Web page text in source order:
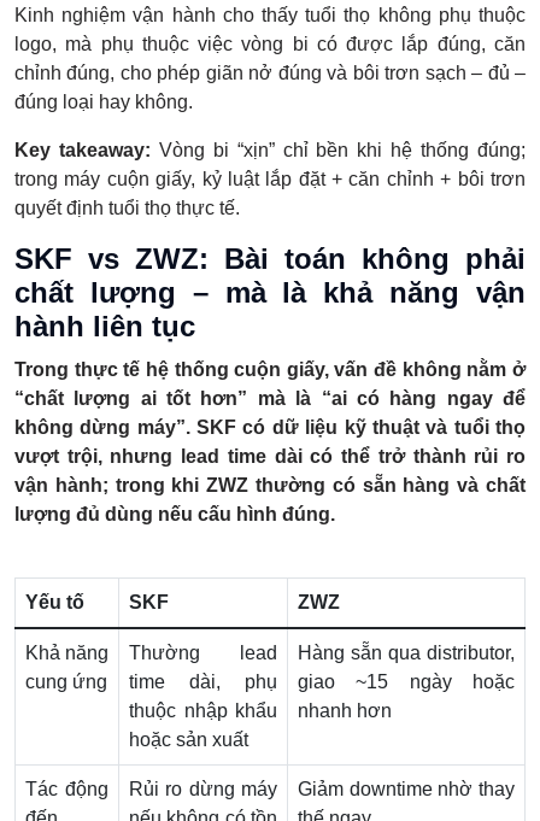
Kinh nghiệm vận hành cho thấy tuổi thọ không phụ thuộc
logo, mà phụ thuộc việc vòng bi có được lắp đúng, căn
chỉnh đúng, cho phép giãn nở đúng và bôi trơn sạch – đủ –
đúng loại hay không.
Key takeaway: Vòng bi “xịn” chỉ bền khi hệ thống đúng;
trong máy cuộn giấy, kỷ luật lắp đặt + căn chỉnh + bôi trơn
quyết định tuổi thọ thực tế.
SKF vs ZWZ: Bài toán không phải
chất lượng – mà là khả năng vận
hành liên tục
Trong thực tế hệ thống cuộn giấy, vấn đề không nằm ở
“chất lượng ai tốt hơn” mà là “ai có hàng ngay để
không dừng máy”. SKF có dữ liệu kỹ thuật và tuổi thọ
vượt trội, nhưng lead time dài có thể trở thành rủi ro
vận hành; trong khi ZWZ thường có sẵn hàng và chất
lượng đủ dùng nếu cấu hình đúng.
Yếu tố SKF ZWZ
Khả năng
cung ứng
Thường lead
time dài, phụ
thuộc nhập khẩu
hoặc sản xuất
Hàng sẵn qua distributor,
giao ~15 ngày hoặc
nhanh hơn
Tác động
Rủi ro dừng máy
Giảm downtime nhờ thay